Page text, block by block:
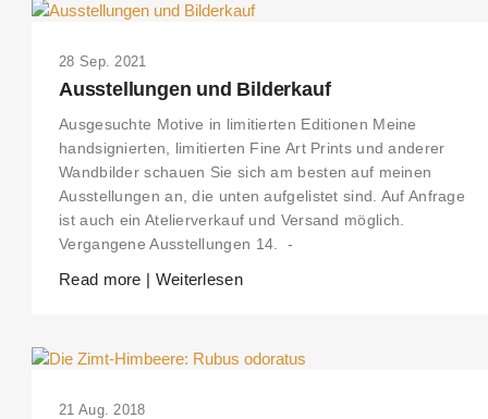
28 Sep. 2021
Ausstellungen und Bilderkauf
Ausgesuchte Motive in limitierten Editionen Meine
handsignierten, limitierten Fine Art Prints und anderer
Wandbilder schauen Sie sich am besten auf meinen
Ausstellungen an, die unten aufgelistet sind. Auf Anfrage
ist auch ein Atelierverkauf und Versand möglich.
Vergangene Ausstellungen 14. -
Read more | Weiterlesen
21 Aug. 2018